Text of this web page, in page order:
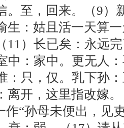
。至，回来。（9）
生：姑且活一天算
11）长已矣：永远
中：家中。更无人
：只，仅。乳下孙
离开，这里指改嫁
作“孙母未便出，见